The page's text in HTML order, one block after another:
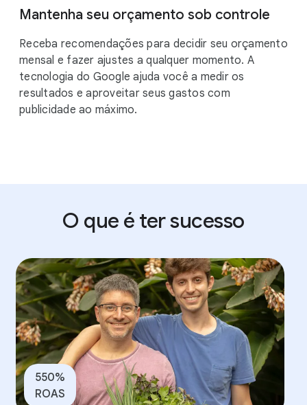
Mantenha seu orçamento sob controle
Receba recomendações para decidir seu orçamento
mensal e fazer ajustes a qualquer momento. A
tecnologia do Google ajuda você a medir os
resultados e aproveitar seus gastos com
publicidade ao máximo.
O que é ter sucesso
550%
ROAS